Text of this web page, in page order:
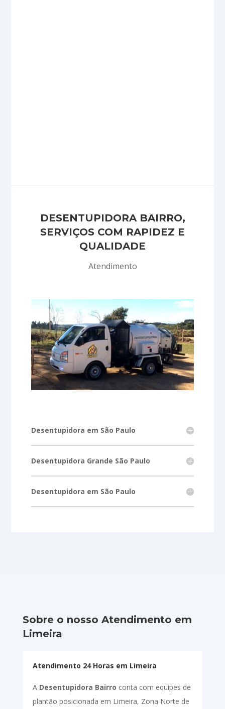
DESENTUPIDORA BAIRRO,
SERVIÇOS COM RAPIDEZ E
QUALIDADE
Atendimento
Desentupidora em São Paulo
Desentupidora Grande São Paulo
Desentupidora em São Paulo
Sobre o nosso Atendimento em
Limeira
Atendimento 24 Horas em Limeira
A Desentupidora Bairro conta com equipes de
plantão posicionada em Limeira, Zona Norte de